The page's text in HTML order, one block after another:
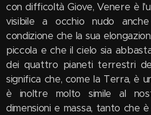
con difficoltà Giove, Venere è
visibile a occhio nudo
condizione che la sua
piccola e che il cielo sia
dei quattro pianeti terrestri
significa che, come la Terra, è
è inoltre molto simile al
dimensioni e massa, tanto che